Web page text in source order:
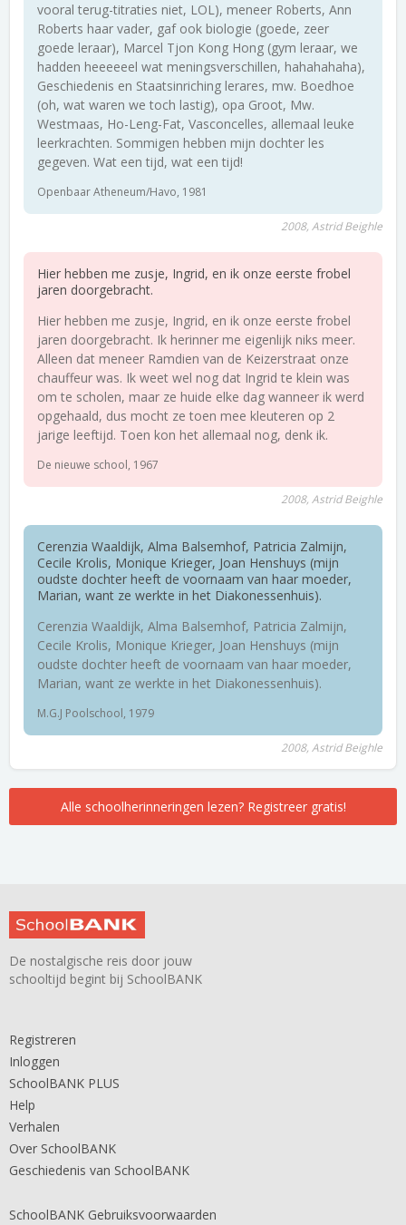
vooral terug-titraties niet, LOL), meneer Roberts, Ann
Roberts haar vader, gaf ook biologie (goede, zeer
goede leraar), Marcel Tjon Kong Hong (gym leraar, we
hadden heeeeeel wat meningsverschillen, hahahahaha),
Geschiedenis en Staatsinriching lerares, mw. Boedhoe
(oh, wat waren we toch lastig), opa Groot, Mw.
Westmaas, Ho-Leng-Fat, Vasconcelles, allemaal leuke
leerkrachten. Sommigen hebben mijn dochter les
gegeven. Wat een tijd, wat een tijd!
Openbaar Atheneum/Havo, 1981
2008, Astrid Beighle
Hier hebben me zusje, Ingrid, en ik onze eerste frobel
jaren doorgebracht.
Hier hebben me zusje, Ingrid, en ik onze eerste frobel
jaren doorgebracht. Ik herinner me eigenlijk niks meer.
Alleen dat meneer Ramdien van de Keizerstraat onze
chauffeur was. Ik weet wel nog dat Ingrid te klein was
om te scholen, maar ze huide elke dag wanneer ik werd
opgehaald, dus mocht ze toen mee kleuteren op 2
jarige leeftijd. Toen kon het allemaal nog, denk ik.
De nieuwe school, 1967
2008, Astrid Beighle
Cerenzia Waaldijk, Alma Balsemhof, Patricia Zalmijn,
Cecile Krolis, Monique Krieger, Joan Henshuys (mijn
oudste dochter heeft de voornaam van haar moeder,
Marian, want ze werkte in het Diakonessenhuis).
Cerenzia Waaldijk, Alma Balsemhof, Patricia Zalmijn,
Cecile Krolis, Monique Krieger, Joan Henshuys (mijn
oudste dochter heeft de voornaam van haar moeder,
Marian, want ze werkte in het Diakonessenhuis).
M.G.J Poolschool, 1979
2008, Astrid Beighle
Alle schoolherinneringen lezen? Registreer gratis!
De nostalgische reis door jouw
schooltijd begint bij SchoolBANK
Registreren
Inloggen
SchoolBANK PLUS
Help
Verhalen
Over SchoolBANK
Geschiedenis van SchoolBANK
SchoolBANK Gebruiksvoorwaarden